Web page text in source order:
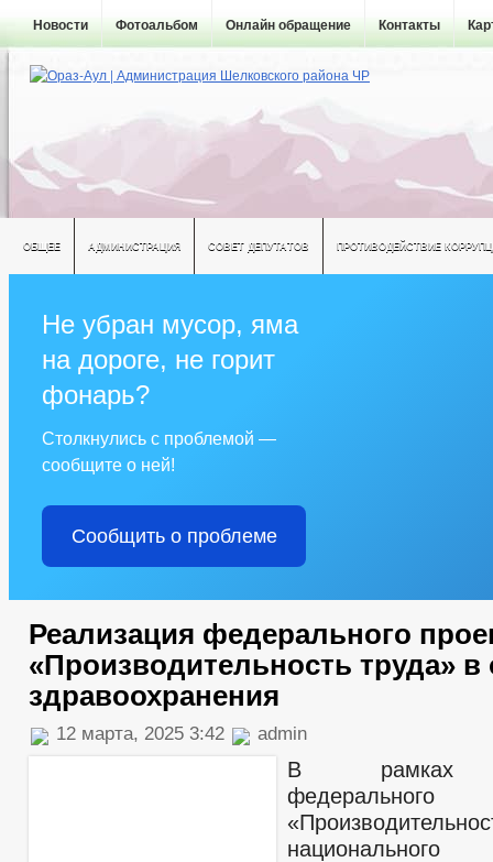
Новости Фотоальбом Онлайн обращение Контакты
ОБЩЕЕ АДМИНИСТРАЦИЯ СОВЕТ ДЕПУТАТОВ ПРОТИВОДЕЙСТВИЕ
Не убран мусор, яма
на дороге, не горит
фонарь?
Столкнулись с проблемой —
сообщите о ней!
Сообщить о проблеме
Реализация федерального
«Производительность труда» в
здравоохранения
12 марта, 2025 3:42 admin
В рамках